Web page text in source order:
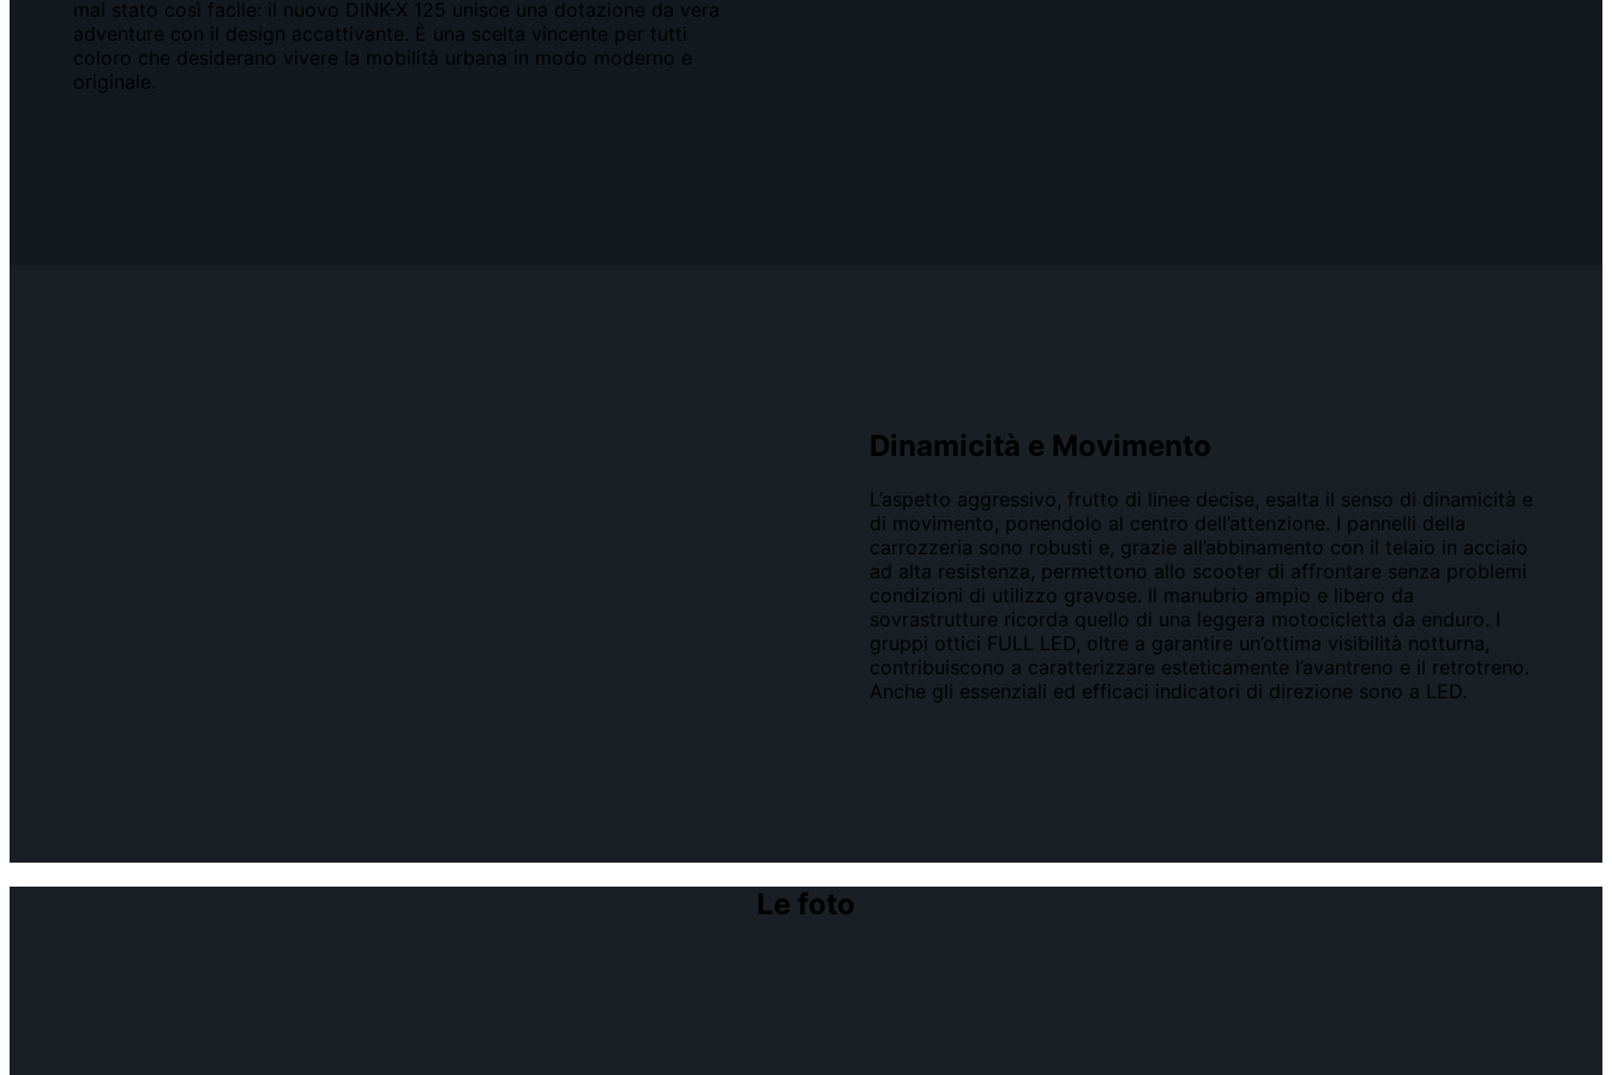
mai stato così facile: il nuovo DINK-X 125 unisce una dotazione da vera
adventure con il design accattivante. È una scelta vincente per tutti
coloro che desiderano vivere la mobilità urbana in modo moderno e
originale.
Dinamicità e Movimento
L’aspetto aggressivo, frutto di linee decise, esalta il senso di dinamicità e
di movimento, ponendolo al centro dell’attenzione. I pannelli della
carrozzeria sono robusti e, grazie all’abbinamento con il telaio in acciaio
ad alta resistenza, permettono allo scooter di affrontare senza problemi
condizioni di utilizzo gravose. Il manubrio ampio e libero da
sovrastrutture ricorda quello di una leggera motocicletta da enduro. I
gruppi ottici FULL LED, oltre a garantire un’ottima visibilità notturna,
contribuiscono a caratterizzare esteticamente l’avantreno e il retrotreno.
Anche gli essenziali ed efficaci indicatori di direzione sono a LED.
Le foto